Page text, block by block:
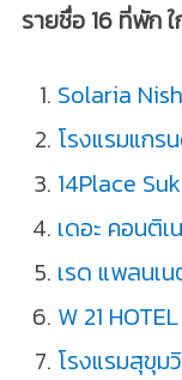
รายชื่อ 16 ที่พัก
Solaria
โรงแรมแกร
14Place
เดอะ คอนติ
เรด แพลนเ
W 21
โรงแรมสุขุม